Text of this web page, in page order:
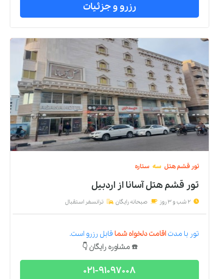
رزرو و جزئیات
تور قشمهتل سه ستاره
تور قشم هتل آسانااز اردبیل
2 شب و 3 روز صبحانه رایگان ترانسفر استقبال
تور با مدتاقامت دلخواه شما قابل رزرو است.
☎️ مشاوره رایگان 👇
021-91097008